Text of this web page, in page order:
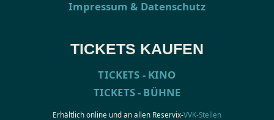
Impressum & Datenschutz
TICKETS KAUFEN
TICKETS - KINO
TICKETS - BÜHNE
Erhältlich online und an allen Reservix-VVK-Stellen